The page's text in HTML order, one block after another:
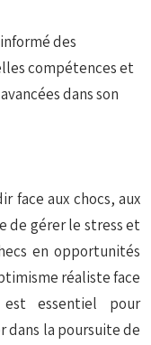
des
compétences et
dans son
face aux chocs, aux
de gérer le stress et
en opportunités
réaliste face
essentiel pour
dans la poursuite de